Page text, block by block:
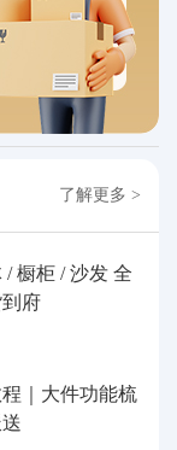
了解更多 >
橱柜 / 沙发 全
府
｜大件功能梳